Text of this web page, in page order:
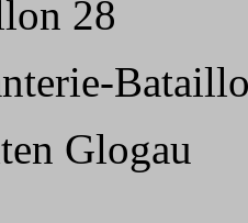
28
Glogau